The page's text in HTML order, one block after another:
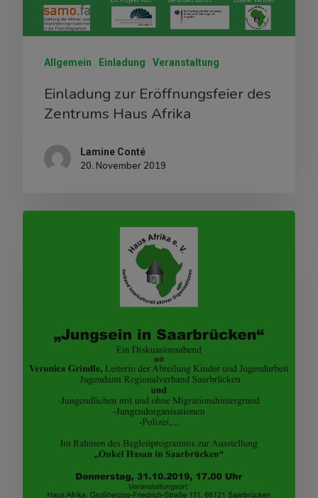
Allgemein Einladung Veranstaltung
Einladung zur Eröffnungsfeier des
Zentrums Haus Afrika
Lamine Conté
20. November 2019